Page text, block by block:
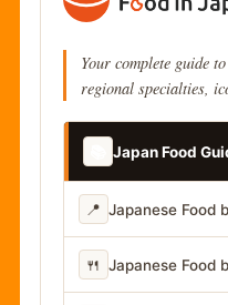
Your complete guide
regional specialties,
Japan Food
📍 Japanese Food
🍴 Japanese Food